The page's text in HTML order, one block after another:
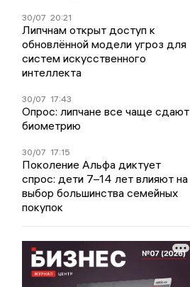
30/07 20:21
Липчнам открыт доступ к
обновлённой модели угроз для
систем искусственного
интеллекта
30/07 17:43
Опрос: липчане все чаще сдают
биометрию
30/07 17:15
Поколение Альфа диктует
спрос: дети 7–14 лет влияют на
выбор большинства семейных
покупок